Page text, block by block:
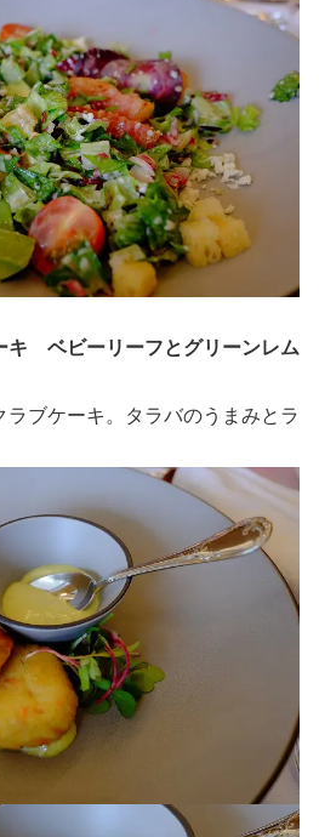
キ ベビーリーフとグリーンレム
ラブケーキ。タラバのうまみとラ